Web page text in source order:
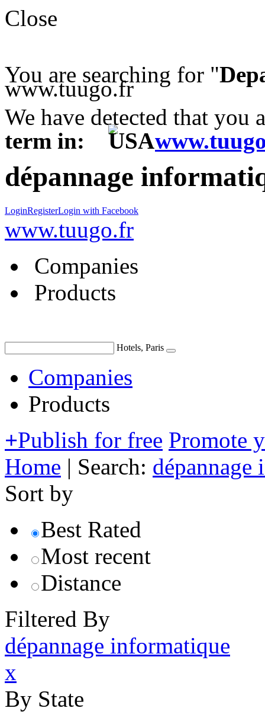
Close
You are searching for "
www.tuugo.fr
We have detected that you
term in:
dépannage
LoginRegisterLogin with Facebook
www.tuugo.fr
Companies
Products
Hotels, Paris
Companies
Products
+Publish for free Promote
Home | Search: dépannage
Sort by
Best Rated
Most recent
Distance
Filtered By
dépannage informatique
x
By State